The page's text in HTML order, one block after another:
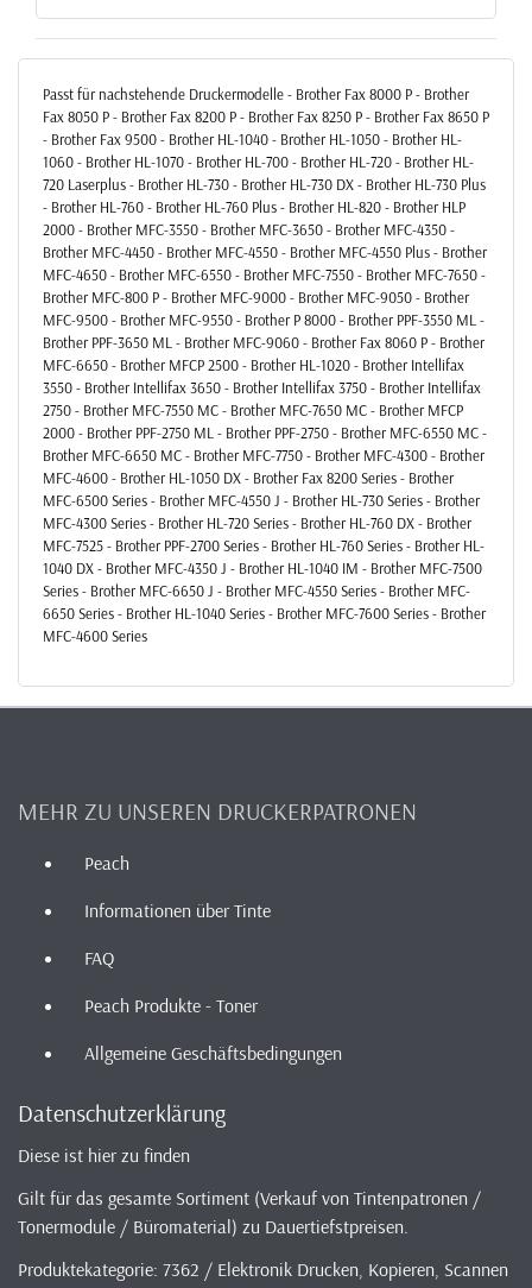
Passt für nachstehende Druckermodelle - Brother Fax 8000 P - Brother
Fax 8050 P - Brother Fax 8200 P - Brother Fax 8250 P - Brother Fax 8650 P
- Brother Fax 9500 - Brother HL-1040 - Brother HL-1050 - Brother HL-
1060 - Brother HL-1070 - Brother HL-700 - Brother HL-720 - Brother HL-
720 Laserplus - Brother HL-730 - Brother HL-730 DX - Brother HL-730 Plus
- Brother HL-760 - Brother HL-760 Plus - Brother HL-820 - Brother HLP
2000 - Brother MFC-3550 - Brother MFC-3650 - Brother MFC-4350 -
Brother MFC-4450 - Brother MFC-4550 - Brother MFC-4550 Plus - Brother
MFC-4650 - Brother MFC-6550 - Brother MFC-7550 - Brother MFC-7650 -
Brother MFC-800 P - Brother MFC-9000 - Brother MFC-9050 - Brother
MFC-9500 - Brother MFC-9550 - Brother P 8000 - Brother PPF-3550 ML -
Brother PPF-3650 ML - Brother MFC-9060 - Brother Fax 8060 P - Brother
MFC-6650 - Brother MFCP 2500 - Brother HL-1020 - Brother Intellifax
3550 - Brother Intellifax 3650 - Brother Intellifax 3750 - Brother Intellifax
2750 - Brother MFC-7550 MC - Brother MFC-7650 MC - Brother MFCP
2000 - Brother PPF-2750 ML - Brother PPF-2750 - Brother MFC-6550 MC -
Brother MFC-6650 MC - Brother MFC-7750 - Brother MFC-4300 - Brother
MFC-4600 - Brother HL-1050 DX - Brother Fax 8200 Series - Brother
MFC-6500 Series - Brother MFC-4550 J - Brother HL-730 Series - Brother
MFC-4300 Series - Brother HL-720 Series - Brother HL-760 DX - Brother
MFC-7525 - Brother PPF-2700 Series - Brother HL-760 Series - Brother HL-
1040 DX - Brother MFC-4350 J - Brother HL-1040 IM - Brother MFC-7500
Series - Brother MFC-6650 J - Brother MFC-4550 Series - Brother MFC-
6650 Series - Brother HL-1040 Series - Brother MFC-7600 Series - Brother
MFC-4600 Series
MEHR ZU UNSEREN DRUCKERPATRONEN
Peach
Informationen über Tinte
FAQ
Peach Produkte - Toner
Allgemeine Geschäftsbedingungen
Datenschutzerklärung
Diese ist hier zu finden
Gilt für das gesamte Sortiment (Verkauf von Tintenpatronen /
Tonermodule / Büromaterial) zu Dauertiefstpreisen.
Produktekategorie: 7362 / Elektronik Drucken, Kopieren, Scannen